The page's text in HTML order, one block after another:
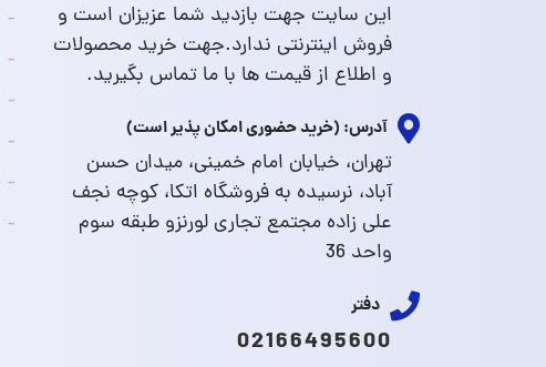
این سایت جهت بازدید شما عزیزان است و
فروش اینترنتی ندارد.جهت خرید محصولات
و اطلاع از قیمت ها با ما تماس بگیرید.
آدرس: (خرید حضوری امکان پذیر است)
تهران، خیابان امام خمینی، میدان حسن
آباد، نرسیده به فروشگاه اتکا، کوچه نجف
علی زاده مجتمع تجاری لورنزو طبقه سوم
واحد 36
دفتر
02166495600